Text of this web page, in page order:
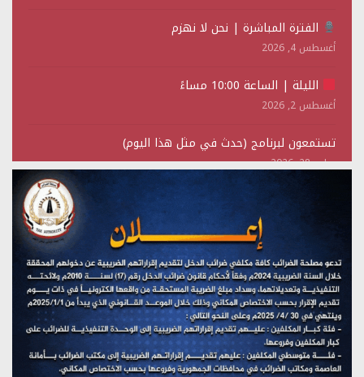
الفترة المباشرة | نحن لا نهزم
أغسطس 4, 2026
الليلة | الساعة 10:00 مساءً
أغسطس 2, 2026
تستمعون لبرنامج (حدث في مثل هذا اليوم)
يوليو 28, 2026
(نحن لا نهزم) بث مباشر
تستمعون لبرنامج (هندسة الوهم)
يوليو 28, 2026
مؤتمر صحفي لمركز عين الإنسانية حول جرائم تحالف العدوان
على اليمن
يوليو 27, 2026